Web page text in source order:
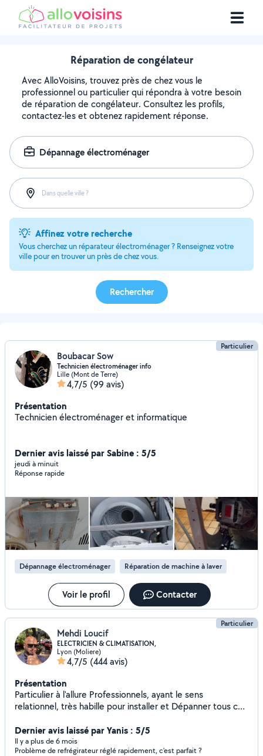
Réparation de congélateur
Avec AlloVoisins, trouvez près de chez vous le
professionnel ou particulier qui répondra à votre besoin
de réparation de congélateur. Consultez les profils,
contactez-les et obtenez rapidement réponse.
Dépannage électroménager
Dans quelle ville ?
Affinez votre recherche
Vous cherchez un réparateur électroménager ? Renseignez votre
ville pour en trouver un près de chez vous.
Rechercher
Particulier
Boubacar Sow
Technicien électroménager info
Lille (Mont de Terre)
4,7/5 (99 avis)
Présentation
Technicien électroménager et informatique
Dernier avis laissé par Sabine : 5/5
jeudi à minuit
Réponse rapide
Dépannage électroménager Réparation de machine à laver
Voir le profil Contacter
Particulier
Mehdi Loucif
ELECTRICIEN & CLIMATISATION,
Lyon (Moliere)
4,7/5 (444 avis)
Présentation
Particulier à l'allure Professionnels, ayant le sens
relationnel, très habille pour installer et Dépanner tous ce
Electroménager, Portail, Volet, Store, Tableau électrique,
interphone Bac Pro, CAP, avec 20 ans d'expérience.
Dernier avis laissé par Yanis : 5/5
Il y a plus de 6 mois
Problème de refrégirateur réglé rapidement, c'est parfait ?